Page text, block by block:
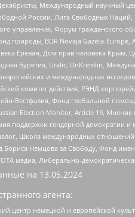
Международный научный
России, Лига Свободных
управления, Форум
природы, BDR Novaja Gazeta-
Ереван, Дом прав человека
Бурятия, Uralic, UnKremlin,
и международных
комитет действия, РЭНД
Вестфалия, Фонд глобальной
Election Monitor, Article 19,
поддержки гендерной демократии
Школа международных
Немцова за Свободу, Фонд
медиа, Либерально-
на 13.05.2024
агента:
центр немецкой и европейской